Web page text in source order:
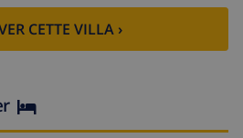
CETTE VILLA ›